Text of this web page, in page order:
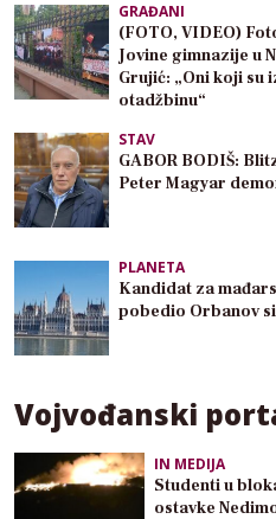
GRAĐANI
(FOTO, VIDEO)
Jovine gimnazije u
Grujić: „Oni koji su
otadžbinu“
STAV
GABOR BODIŠ:
Peter Magyar
PLANETA
Kandidat za
pobedio Orbanov
Vojvođanski
IN MEDIJA
Studenti u
ostavke